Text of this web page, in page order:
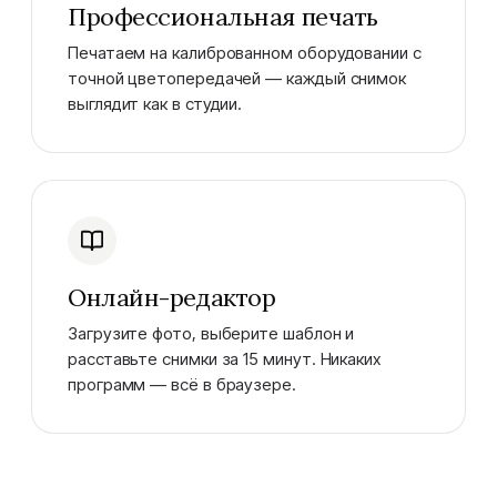
Профессиональная печать
Печатаем на калиброванном оборудовании с
точной цветопередачей — каждый снимок
выглядит как в студии.
Онлайн-редактор
Загрузите фото, выберите шаблон и
расставьте снимки за 15 минут. Никаких
программ — всё в браузере.